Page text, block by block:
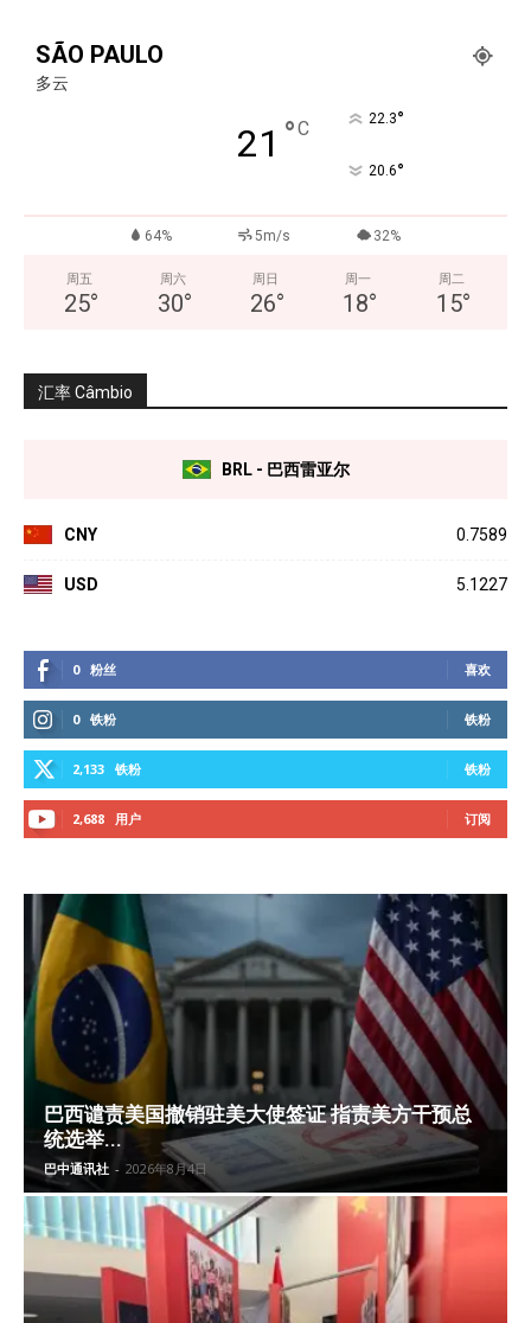
SÃO PAULO
多云
21 °C 22.3°
20.6°
64% 5m/s 32%
周五
25°
周六
30°
周日
26°
周一
18°
周二
15°
汇率 Câmbio
BRL - 巴西雷亚尔
CNY 0.7589
USD 5.1227
0 粉丝 喜欢
0 铁粉 铁粉
2,133 铁粉 铁粉
2,688 用户 订阅
巴西谴责美国撤销驻美大使签证 指责美方干预总
统选举...
巴中通讯社 - 2026年8月4日